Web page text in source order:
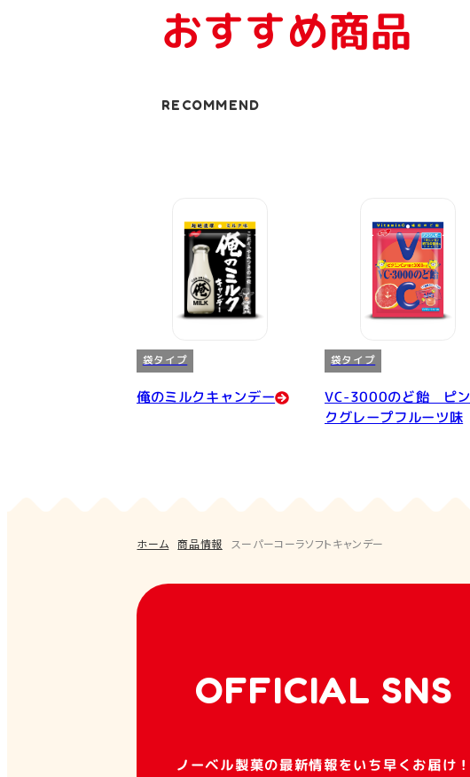
おすすめ商品
RECOMMEND
袋タイプ
俺のミルクキャンデー
袋タイプ
VC-3000のど飴 ピン
クグレープフルーツ味
ホーム 商品情報 スーパーコーラソフトキャンデー
OFFICIAL SNS
ノーベル製菓の最新情報をいち早くお届け！